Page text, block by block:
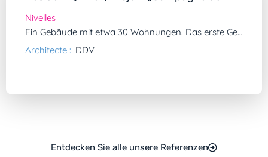
Nivelles
Ein Gebäude mit etwa 30 Wohnungen. Das erste Gebäude des Projekts „Campagne du Petit Baulers“.
Architecte : DDV
Entdecken Sie alle unsere Referenzen